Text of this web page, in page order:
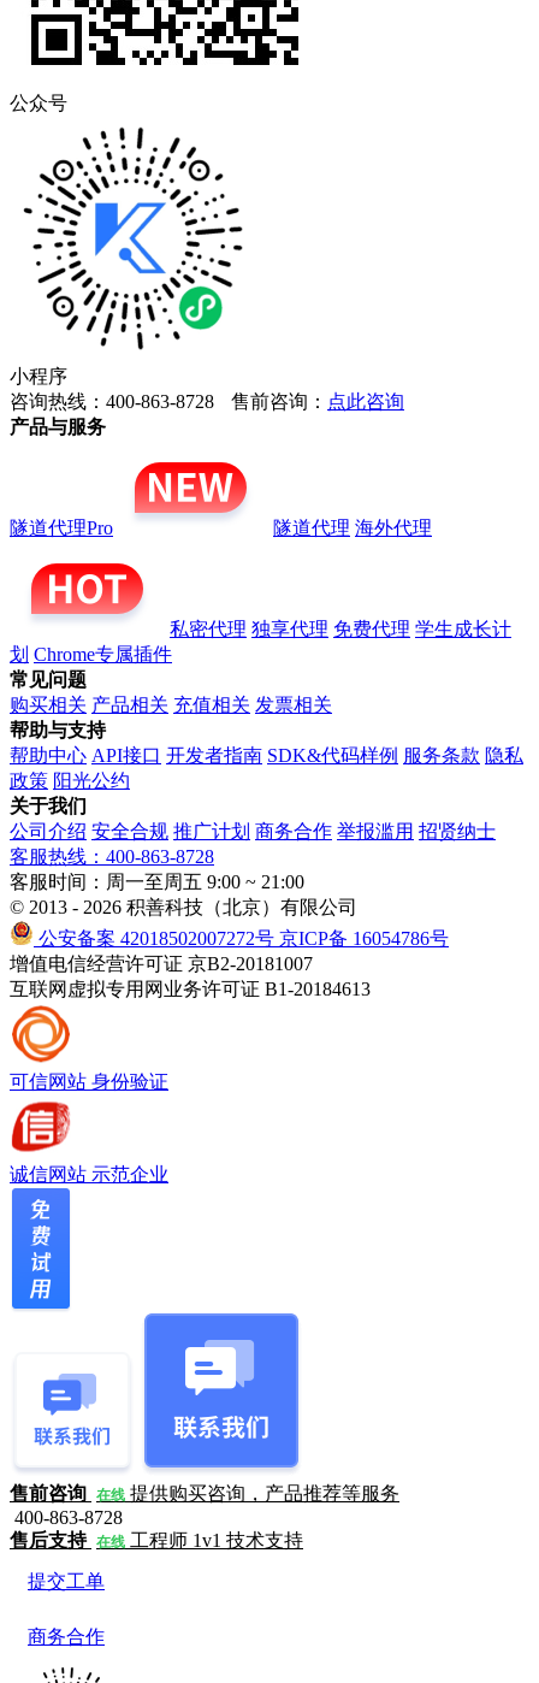
公众号
小程序
咨询热线：400-863-8728
售前咨询： 点此咨询
产品与服务
隧道代理Pro 隧道代理 海外代理
私密代理 独享代理 免费代理 学生成长计
划 Chrome专属插件
常见问题
购买相关 产品相关 充值相关 发票相关
帮助与支持
帮助中心 API接口 开发者指南 SDK&代码样例 服务条款 隐私
政策 阳光公约
关于我们
公司介绍 安全合规 推广计划 商务合作 举报滥用 招贤纳士
客服热线：400-863-8728
客服时间：周一至周五 9:00 ~ 21:00
© 2013 - 2026 积善科技（北京）有限公司
公安备案 42018502007272号 京ICP备 16054786号
增值电信经营许可证 京B2-20181007
互联网虚拟专用网业务许可证 B1-20184613
可信网站 身份验证
诚信网站 示范企业
售前咨询 在线 提供购买咨询，产品推荐等服务
400-863-8728
售后支持 在线 工程师 1v1 技术支持
提交工单
商务合作